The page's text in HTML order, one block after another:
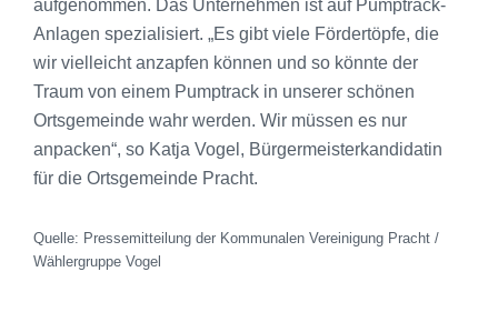
aufgenommen. Das Unternehmen ist auf Pumptrack-
Anlagen spezialisiert. „Es gibt viele Fördertöpfe, die
wir vielleicht anzapfen können und so könnte der
Traum von einem Pumptrack in unserer schönen
Ortsgemeinde wahr werden. Wir müssen es nur
anpacken“, so Katja Vogel, Bürgermeisterkandidatin
für die Ortsgemeinde Pracht.
Quelle: Pressemitteilung der Kommunalen Vereinigung Pracht /
Wählergruppe Vogel